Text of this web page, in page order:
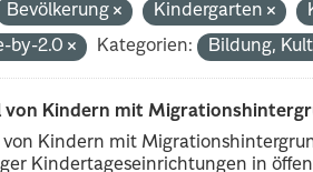
Bevölkerung Kindergarten
by-2.0
Kategorien: Bildung,
von Kindern mit
Kindern mit
Kindertageseinrichtungen in